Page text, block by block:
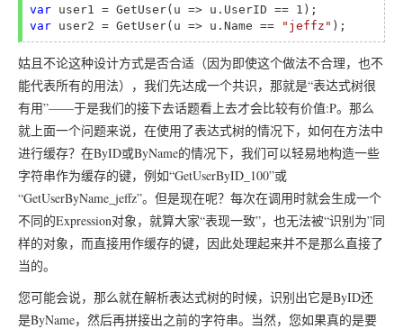
var
var user2 = GetUser(u => u.Name == "jeffz"
姑且不论这种设计方式是否合适（因为即使这个做法不合理，也不
能代表所有的用法），我们先达成一个共识，那就是“表达式树很
有用”——于是我们的接下去话题看上去才会比较有价值:P。那么
就上面一个问题来说，在使用了表达式树的情况下，如何在方法中
进行缓存？在ByID或ByName的情况下，我们可以轻易地构造一些
字符串作为缓存的键，例如“GetUserByID_100”或
“GetUserByName_jeffz”。但是现在呢？每次在调用时就会生成一个
不同的Expression对象，就算大家“表现一致”，也无法被“识别为”同
样的对象，而直接用作缓存的键，因此处理起来并不是那么直接了
当的。
您可能会说，那么就在解析表达式树的时候，识别出它是ByID还
是ByName，然后再拼接出之前的字符串。当然，您如果真的是要